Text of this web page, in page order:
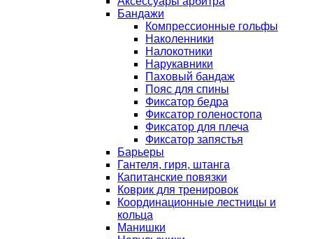
Бандажи
Компрессионные гольфы
Наколенники
Налокотники
Нарукавники
Паховый бандаж
Пояс для спины
Фиксатор бедра
Фиксатор голеностопа
Фиксатор для плеча
Фиксатор запястья
Барьеры
Гантеля, гиря, штанга
Капитанские повязки
Коврик для тренировок
Координационные лестницы и
кольца
Манишки